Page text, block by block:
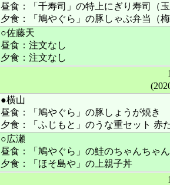
昼食：「千寿司」の特上にぎり寿司（
夕食：「鳩やぐら」の豚しゃぶ弁当（
○佐藤天
昼食：注文なし
夕食：注文なし
●横山
昼食：「鳩やぐら」の豚しょうが焼き
夕食：「ふじもと」のうな重セット 赤
○広瀬
昼食：「鳩やぐら」の鮭のちゃんちゃ
夕食：「ほそ島や」の上親子丼